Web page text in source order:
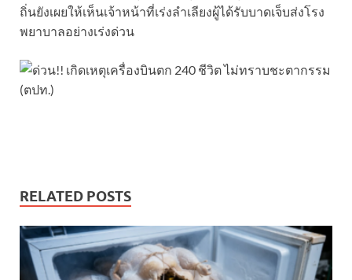
ถิ่นยังเผยให้เห็นเจ้าหน้าที่เร่งลำเลียงผู้ได้รับบาดเจ็บส่งโรง
พยาบาลอย่างเร่งด่วน
RELATED POSTS